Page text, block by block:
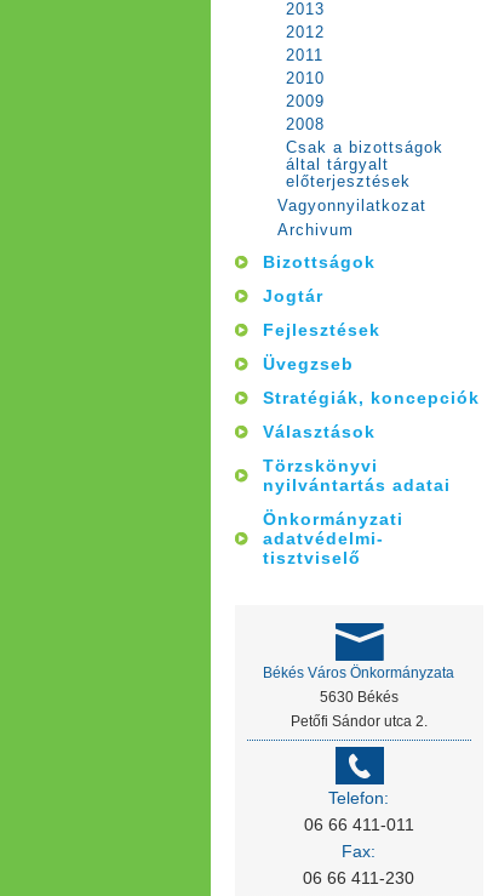
2013
2012
2011
2010
2009
2008
Csak a bizottságok
által tárgyalt
előterjesztések
Vagyonnyilatkozat
Archivum
Bizottságok
Jogtár
Fejlesztések
Üvegzseb
Stratégiák, koncepciók
Választások
Törzskönyvi
nyilvántartás adatai
Önkormányzati
adatvédelmi-
tisztviselő
Békés Város Önkormányzata
5630 Békés
Petőfi Sándor utca 2.
Telefon:
06 66 411-011
Fax:
06 66 411-230